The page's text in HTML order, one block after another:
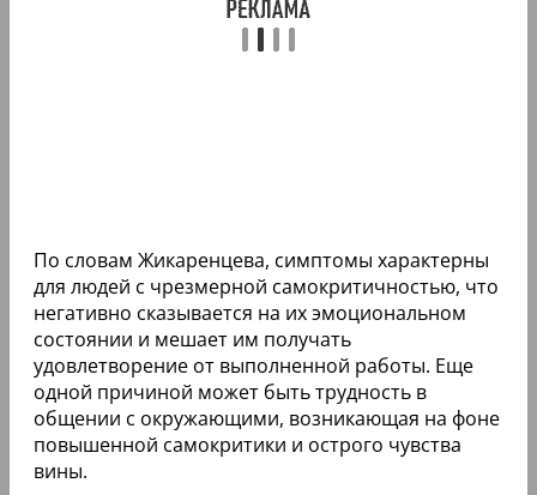
По словам Жикаренцева, симптомы характерны
для людей с чрезмерной самокритичностью, что
негативно сказывается на их эмоциональном
состоянии и мешает им получать
удовлетворение от выполненной работы. Еще
одной причиной может быть трудность в
общении с окружающими, возникающая на фоне
повышенной самокритики и острого чувства
вины.